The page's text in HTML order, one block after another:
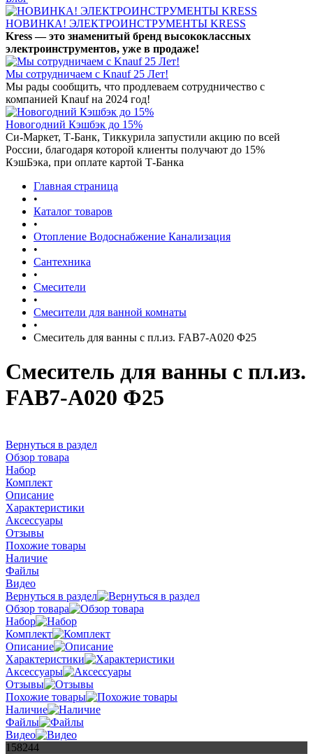
НОВИНКА! ЭЛЕКТРОИНСТРУМЕНТЫ KRESS
Kress — это знаменитый бренд высококлассных
электроинструментов, уже в продаже!
Мы сотрудничаем с Knauf 25 Лет!
Мы рады сообщить, что продлеваем сотрудничество с
компанией Knauf на 2024 год!
Новогодний Кэшбэк до 15%
Си-Маркет, Т-Банк, Тиккурила запустили акцию по всей
России, благодаря которой клиенты получают до 15%
КэшБэка, при оплате картой Т-Банка
Главная страница
•
Каталог товаров
•
Отопление Водоснабжение Канализация
•
Сантехника
•
Смесители
•
Смесители для ванной комнаты
•
Смеситель для ванны с пл.из. FAB7-A020 Φ25
Смеситель для ванны с пл.из.
FAB7-A020 Φ25
Вернуться в раздел
Обзор товара
Набор
Комплект
Описание
Характеристики
Аксессуары
Отзывы
Похожие товары
Наличие
Файлы
Видео
Вернуться в раздел
Обзор товара
Набор
Комплект
Описание
Характеристики
Аксессуары
Отзывы
Похожие товары
Наличие
Файлы
Видео
158244